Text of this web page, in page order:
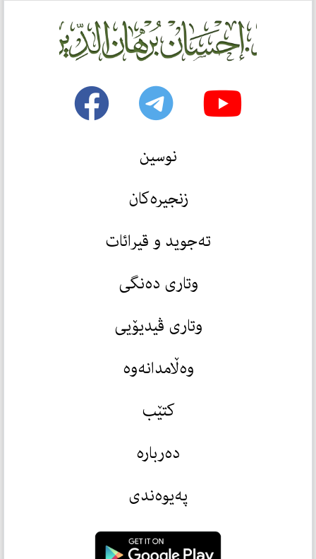
نوسین
زنجیرەکان
تەجوید و قیرائات
وتاری دەنگی
وتاری ڤیدیۆیی
وەڵامدانەوە
کتێب
دەربارە
پەیوەندی